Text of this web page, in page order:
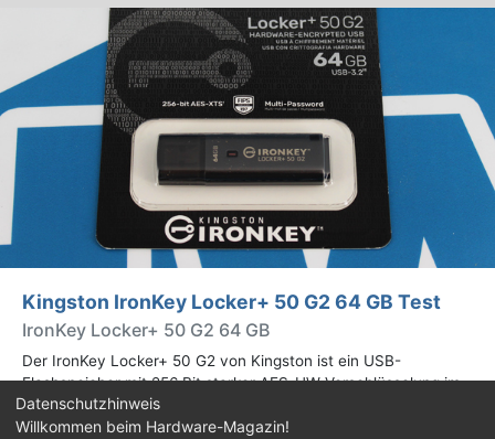
Kingston IronKey Locker+ 50 G2 64 GB Test
IronKey Locker+ 50 G2 64 GB
Der IronKey Locker+ 50 G2 von Kingston ist ein USB-
Flashspeicher mit 256 Bit starker AES-HW-Verschlüsselung im
XTS-Modus. Wir haben das 64-GB-Modell im Praxistest
genauer begutachtet.
Datenschutzhinweis
Willkommen beim Hardware-Magazin!